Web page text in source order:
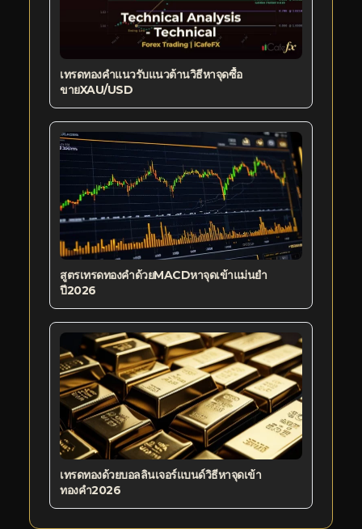
เทรดทองคำแนวรับแนวต้านวิธีหาจุดซื้อ
ขายXAU/USD
สูตรเทรดทองคำด้วยMACDหาจุดเข้าแม่นยำ
ปี2026
เทรดทองด้วยบอลลินเจอร์แบนด์วิธีหาจุดเข้า
ทองคำ2026